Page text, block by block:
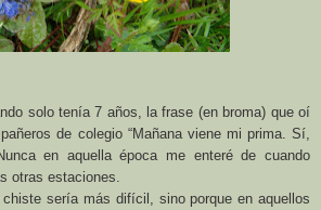
solo tenía 7 años, la frase (en broma) que oí
de colegio “Mañana viene mi prima. Sí,
en aquella época me enteré de cuando
otras estaciones.
sería más difícil, sino porque en aquellos